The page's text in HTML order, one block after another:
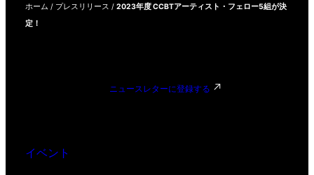
ホーム / プレスリリース / 2023年度 CCBTアーティスト・フェロー5組が決
定！
ニュースレターに登録する
イベント